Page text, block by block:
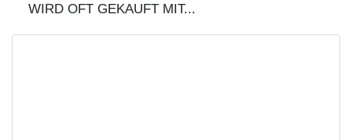
WIRD OFT GEKAUFT MIT...